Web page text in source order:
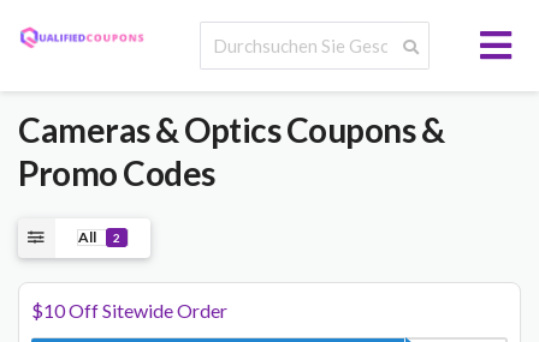
Cameras & OpticsCoupons &
Promo Codes
All 2
$10 Off Sitewide Order